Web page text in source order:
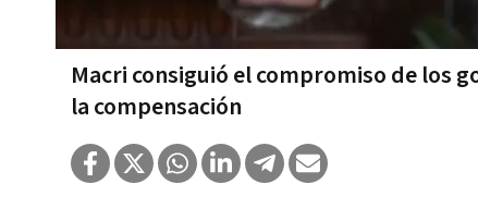
Macri consiguió el compromiso de los
la compensación